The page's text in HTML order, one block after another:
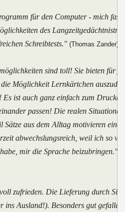
für den Computer - mich
des
Schreibtests."(Thomas Zander)
sind toll! Sie bieten für
Möglichkeit Lernkärtchen
ist auch ganz einfach zum
passen! Die realen Situationen
aus dem Alltag motivieren eine
abwechslungsreich, weil ich so
mir die Sprache beizubringen."
zufrieden. Die Lieferung durch Sie
ins Ausland!). Besonders gut